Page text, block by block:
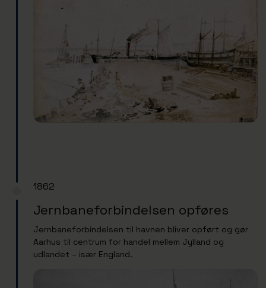
1862
Jernbaneforbindelsen opføres
Jernbaneforbindelsen til havnen bliver opført og gør
Aarhus til centrum for handel mellem Jylland og
udlandet – især England.